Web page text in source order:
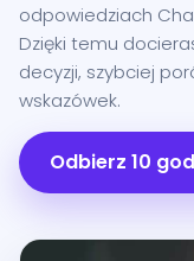
odpowiedziach
Dzięki temu
decyzji, szybciej
wskazówek.
Odbierz 10